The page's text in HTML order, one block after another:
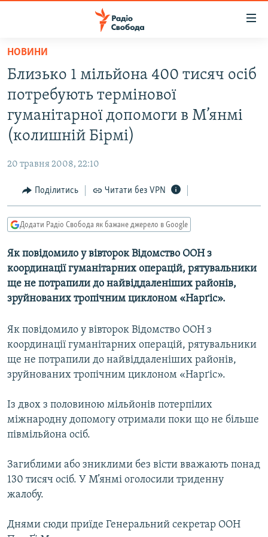
Перейти
основного
матеріалу
Перейти
до
основної
Перейти
пошуку
ВСЕ ЗА ДОБУ
СТАТТІ
СУСПІЛЬСТВО
КУЛЬТУРА
СПОРТ
СВІТ
ВІЙНА
ДОНБАС.РЕАЛІЇ
КРИМ.РЕАЛІЇ
ТИ ЯК?
КИТАЙ.ВИКЛИКИ
МУЛЬТИМЕДІА
ФОТО
СПЕЦПРОЄКТИ
ПОДКАСТИ
КРИМ РЕАЛІЇ
УКР
КТАТ
ДОЛУЧАЙСЯ!
НОВИНИ
Близько 1 мільйона 400 тисяч осіб
потребують термінової
гуманітарної допомоги в М’янмі
(колишній Бірмі)
20 травня 2008, 22:10
Поділитись Читати без VPN
Додати Радіо Свобода як бажане джерело в Google
Як повідомило у вівторок Відомство ООН з
координації гуманітарних операцій, рятувальники
ще не потрапили до найвіддаленіших районів,
зруйнованих тропічним циклоном «Нарґіс».
Як повідомило у вівторок Відомство ООН з
координації гуманітарних операцій, рятувальники
ще не потрапили до найвіддаленіших районів,
зруйнованих тропічним циклоном «Нарґіс».
Із двох з половиною мільйонів потерпілих
міжнародну допомогу отримали поки що не більше
півмільйона осіб.
Загиблими або зниклими без вісти вважають понад
130 тисяч осіб. У М’янмі оголосили триденну
жалобу.
Днями сюди приїде Генеральний секретар ООН